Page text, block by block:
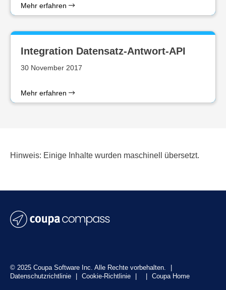
Mehr erfahren
Integration Datensatz-Antwort-API
30 November 2017
Mehr erfahren
Hinweis: Einige Inhalte wurden maschinell übersetzt.
© 2025 Coupa Software Inc. Alle Rechte vorbehalten.
Datenschutzrichtlinie
Cookie-Richtlinie Coupa Home